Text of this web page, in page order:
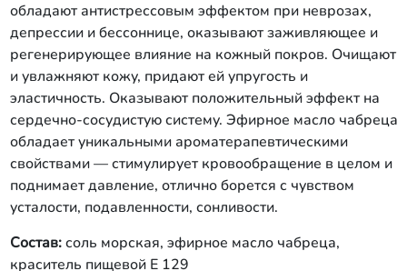
обладают антистрессовым эффектом при неврозах,
депрессии и бессоннице, оказывают заживляющее и
регенерирующее влияние на кожный покров. Очищают
и увлажняют кожу, придают ей упругость и
эластичность. Оказывают положительный эффект на
сердечно-сосудистую систему. Эфирное масло чабреца
обладает уникальными ароматерапевтическими
свойствами — стимулирует кровообращение в целом и
поднимает давление, отлично борется с чувством
усталости, подавленности, сонливости.
Состав: соль морская, эфирное масло чабреца,
краситель пищевой Е 129